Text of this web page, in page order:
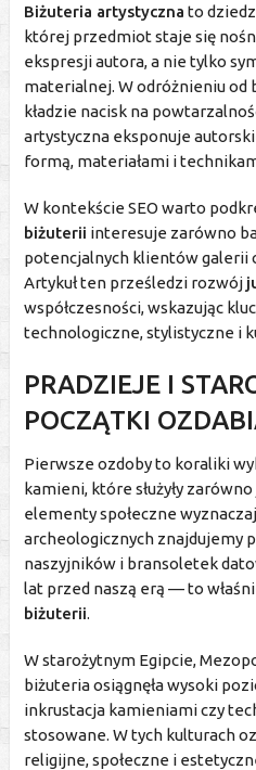
Biżuteria artystyczna to
której przedmiot staje się
ekspresji autora, a nie tylko
materialnej. W odróżnieniu
kładzie nacisk na
artystyczna eksponuje
formą, materiałami i
W kontekście SEO warto
biżuterii interesuje zarówno
potencjalnych klientów galerii
Artykuł ten prześledzi rozwój
współczesności, wskazując
technologiczne, stylistyczne i
PRADZIEJE I
POCZĄTKI
Pierwsze ozdoby to koraliki
kamieni, które służyły
elementy społeczne
archeologicznych znajdujemy
naszyjników i bransoletek
lat przed naszą erą — to
biżuterii.
W starożytnym Egipcie,
biżuteria osiągnęła wysoki
inkrustacja kamieniami czy
stosowane. W tych kulturach
religijne, społeczne i